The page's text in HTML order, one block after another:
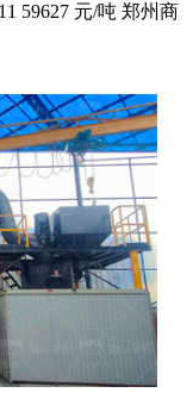
59627 元/吨 郑州商